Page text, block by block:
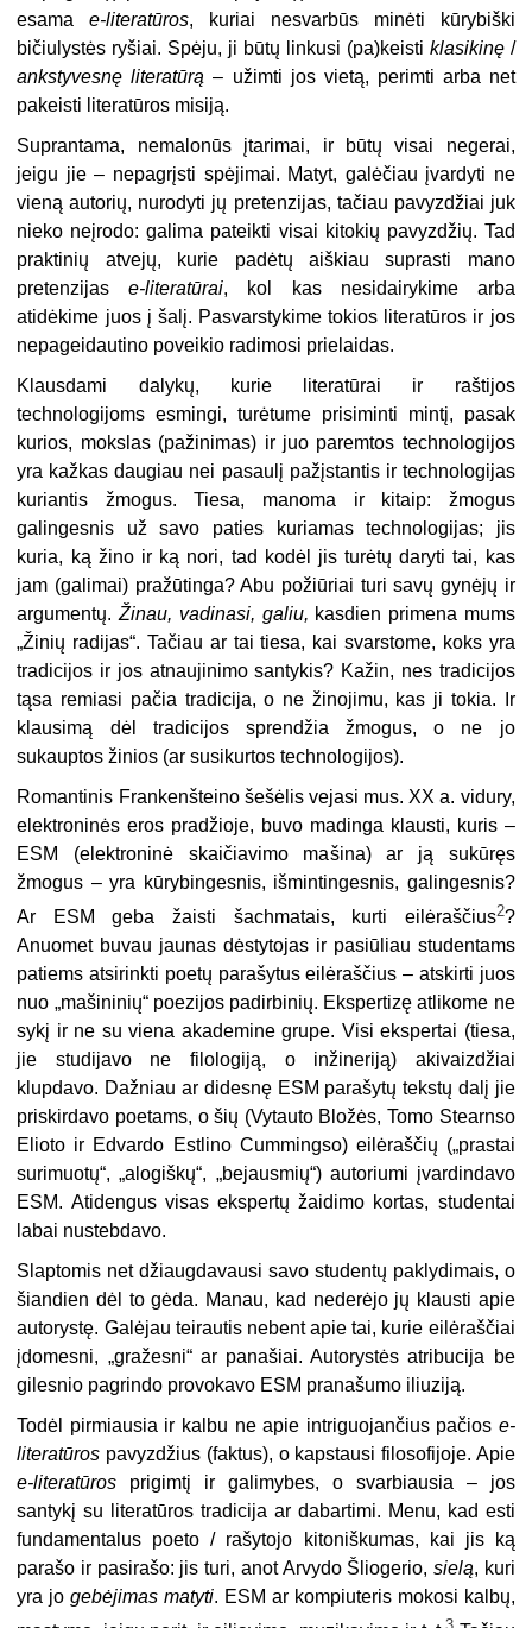
esamae-literatūros, kuriai nesvarbūs minėti kūrybiški
bičiulystės ryšiai. Spėju, ji būtų linkusi (pa)keisti klasikinę/
ankstyvesnę literatūrą – užimti jos vietą, perimti arba net
pakeisti literatūros misiją.
Suprantama, nemalonūs įtarimai, ir būtų visai negerai,
jeigu jie – nepagrįsti spėjimai. Matyt, galėčiau įvardyti ne
vieną autorių, nurodyti jų pretenzijas, tačiau pavyzdžiai juk
nieko neįrodo: galima pateikti visai kitokių pavyzdžių. Tad
praktinių atvejų, kurie padėtų aiškiau suprasti mano
pretenzijase-literatūrai, kol kas nesidairykime arba
atidėkime juos į šalį. Pasvarstykime tokios literatūros ir jos
nepageidautino poveikio radimosi prielaidas.
Klausdami dalykų, kurie literatūrai ir raštijos
technologijoms esmingi, turėtume prisiminti mintį, pasak
kurios, mokslas (pažinimas) ir juo paremtos technologijos
yra kažkas daugiau nei pasaulį pažįstantis ir technologijas
kuriantis žmogus. Tiesa, manoma ir kitaip: žmogus
galingesnis už savo paties kuriamas technologijas; jis
kuria, ką žino ir ką nori, tad kodėl jis turėtų daryti tai, kas
jam (galimai) pražūtinga? Abu požiūriai turi savų gynėjų ir
argumentų.Žinau, vadinasi, galiu, kasdien primena mums
„Žinių radijas“. Tačiau ar tai tiesa, kai svarstome, koks yra
tradicijos ir jos atnaujinimo santykis? Kažin, nes tradicijos
tąsa remiasi pačia tradicija, o ne žinojimu, kas ji tokia. Ir
klausimą dėl tradicijos sprendžia žmogus, o ne jo
sukauptos žinios (ar susikurtos technologijos).
Romantinis Frankenšteino šešėlis vejasi mus. XX a. vidury,
elektroninės eros pradžioje, buvo madinga klausti, kuris –
ESM (elektroninė skaičiavimo mašina) ar ją sukūręs
žmogus – yra kūrybingesnis, išmintingesnis, galingesnis?
Ar ESM geba žaisti šachmatais, kurti eilėraščius2?
Anuomet buvau jaunas dėstytojas ir pasiūliau studentams
patiems atsirinkti poetų parašytus eilėraščius – atskirti juos
nuo „mašininių“ poezijos padirbinių. Ekspertizę atlikome ne
sykį ir ne su viena akademine grupe. Visi ekspertai (tiesa,
jie studijavo ne filologiją, o inžineriją) akivaizdžiai
klupdavo. Dažniau ar didesnę ESM parašytų tekstų dalį jie
priskirdavo poetams, o šių (Vytauto Bložės, Tomo Stearnso
Elioto ir Edvardo Estlino Cummingso) eilėraščių („prastai
surimuotų“, „alogiškų“, „bejausmių“) autoriumi įvardindavo
ESM. Atidengus visas ekspertų žaidimo kortas, studentai
labai nustebdavo.
Slaptomis net džiaugdavausi savo studentų paklydimais, o
šiandien dėl to gėda. Manau, kad nederėjo jų klausti apie
autorystę. Galėjau teirautis nebent apie tai, kurie eilėraščiai
įdomesni, „gražesni“ ar panašiai. Autorystės atribucija be
gilesnio pagrindo provokavo ESM pranašumo iliuziją.
Todėl pirmiausia ir kalbu ne apie intriguojančius pačios e-
literatūros pavyzdžius (faktus), o kapstausi filosofijoje. Apie
e-literatūros prigimtį ir galimybes, o svarbiausia – jos
santykį su literatūros tradicija ar dabartimi. Menu, kad esti
fundamentalus poeto / rašytojo kitoniškumas, kai jis ką
parašo ir pasirašo: jis turi, anot Arvydo Šliogerio, sielą, kuri
yra jogebėjimas matyti. ESM ar kompiuteris mokosi kalbų,